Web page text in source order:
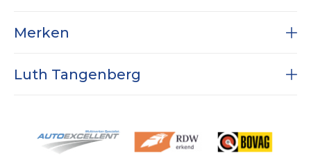
Diagnose
Airco service
Werkplaats expertises
Reparatie
Merken
Dodge RAM
Luth Tangenberg
Nieuws